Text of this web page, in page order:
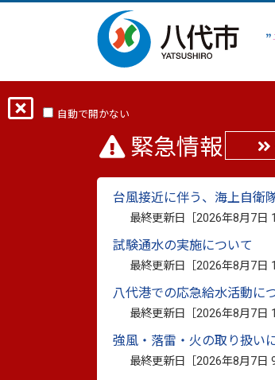
自動で開かない
緊急情報
台風接近に伴う、海上自衛
最終更新日［2026年8月7日
試験通水の実施について
最終更新日［2026年8月7日
八代港での応急給水活動に
最終更新日［2026年8月7日
強風・落雷・火の取り扱い
最終更新日［2026年8月7日
【申込受付終
いて
最終更新日： 2026年5月1日
令和7年8月豪雨の災害救助